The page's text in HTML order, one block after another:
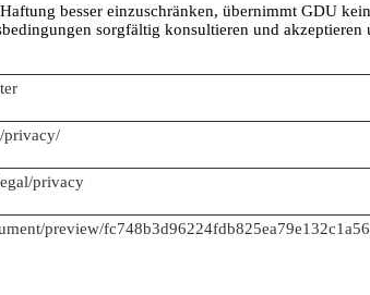
besser einzuschränken, übernimmt GDU
sorgfältig konsultieren und akzeptieren
privacy/
privacy
preview/fc748b3d96224fdb825ea79e132c1a56